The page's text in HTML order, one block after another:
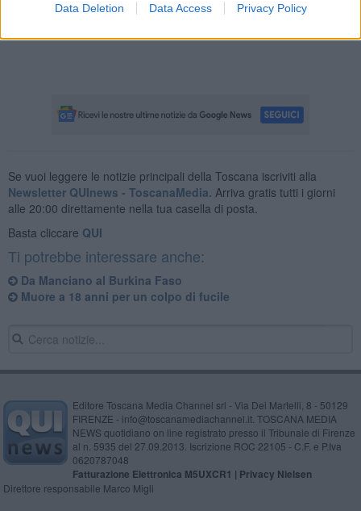
Data Deletion Data Access Privacy Policy
Se vuoi leggere le notizie principali della Toscana iscriviti alla
Newsletter QUInews - ToscanaMedia. Arriva gratis tutti i giorni
alle 20:00 direttamente nella tua casella di posta.
Basta cliccare QUI
Ti potrebbe interessare anche:
Da Manciano al Burkina Faso
Muore a 18 anni per un colpo di fucile
Editore Toscana Media Channel srl - Via Dei Martelli, 8 - 50129
FIRENZE - info@toscanamediachannel.it. TOSCANA MEDIA
NEWS quotidiano on line registrato presso il Tribunale di Firenze
al n. 5935 del 27.09.2013. Iscrizione ROC 22105 - C.F. e P.Iva
0620787048
Fatturazione Elettronica M5UXCR1 | Privacy Nielsen
Direttore responsabile Marco Migli